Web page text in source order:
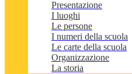
Presentazione
I luoghi
Le persone
I numeri della scuola
Le carte della scuola
Organizzazione
La storia